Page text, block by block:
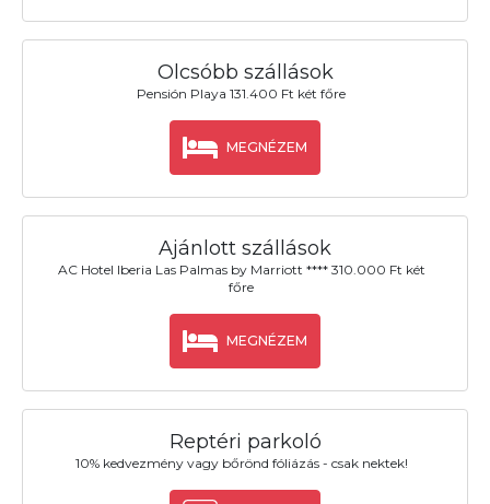
Olcsóbb szállások
Pensión Playa 131.400 Ft két főre
MEGNÉZEM
Ajánlott szállások
AC Hotel Iberia Las Palmas by Marriott **** 310.000 Ft két
főre
MEGNÉZEM
Reptéri parkoló
10% kedvezmény vagy bőrönd fóliázás - csak nektek!